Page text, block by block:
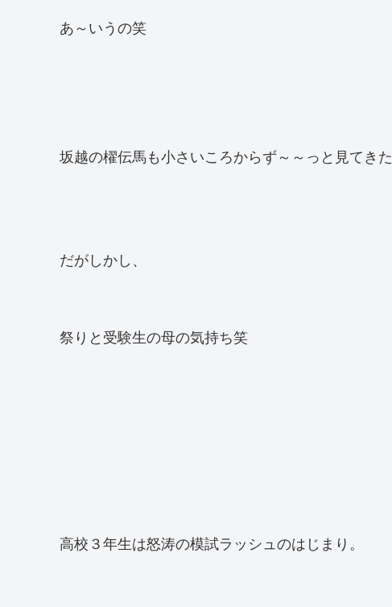
あ～いうの笑
坂越の櫂伝馬も小さいころからず～～っと見てき
だがしかし、
祭りと受験生の母の気持ち笑
高校３年生は怒涛の模試ラッシュのはじまり。